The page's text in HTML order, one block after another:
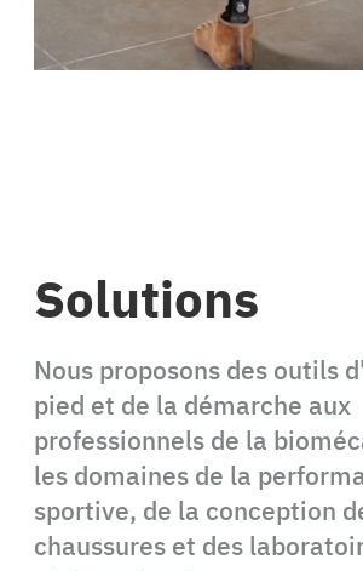
Solutions
Nous proposons des outils
pied et de la démarche aux
professionnels de la
les domaines de la
sportive, de la conception
chaussures et des